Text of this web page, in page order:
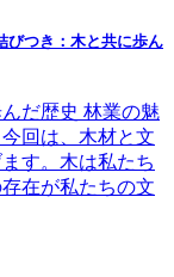
びつき：木と共に歩ん
だ歴史 林業の魅
回は、木材と文
す。木は私たち
在が私たちの文